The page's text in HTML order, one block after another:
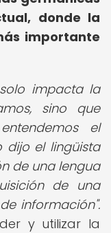
donde la
importante
impacta la
sino que
el
dijo el lingüista
de una lengua
de una
información".
y utilizar la